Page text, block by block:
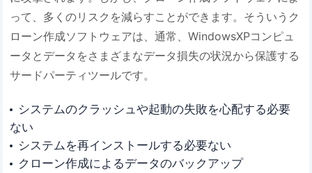
って、多くのリスクを減らすことができます。そういうク
ローン作成ソフトウェアは、通常、WindowsXPコンピュ
ータとデータをさまざまなデータ損失の状況から保護する
サードパーティツールです。
システムのクラッシュや起動の失敗を心配する必要
ない
システムを再インストールする必要ない
クローン作成によるデータのバックアップ